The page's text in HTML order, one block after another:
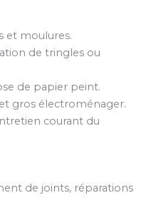
et moulures.
de tringles ou
de papier peint.
gros électroménager.
courant du
de joints, réparations